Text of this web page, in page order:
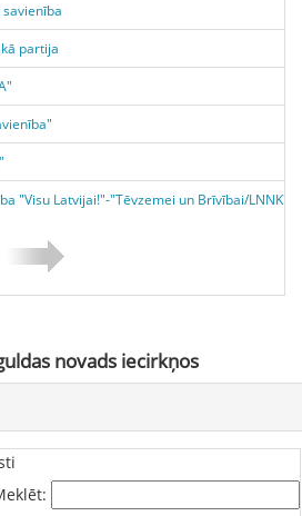
partija
"Visu Latvijai!"-"Tēvzemei un Brīvībai/LNNK"
novads iecirkņos